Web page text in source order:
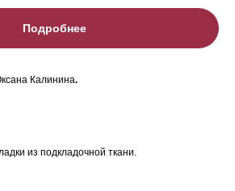
Подробнее
Калинина.
из подкладочной ткани.